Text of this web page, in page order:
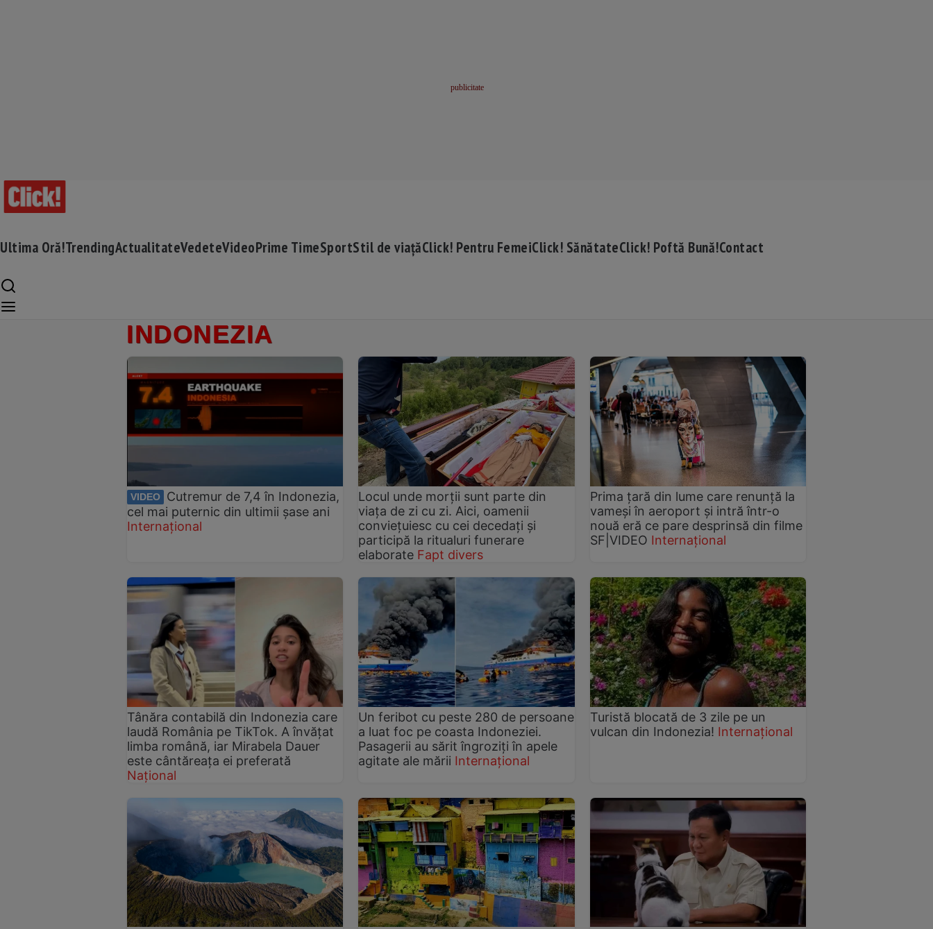
Ultima Oră!TrendingActualitateVedeteVideoPrime TimeSportStil de viațăClick! Pentru FemeiClick! SănătateClick! Poftă Bună!Contact
INDONEZIA
VIDEO
Cutremur de 7,4 în Indonezia,
cel mai puternic din ultimii șase ani
Internațional
Locul unde morții sunt parte din
viața de zi cu zi. Aici, oamenii
conviețuiesc cu cei decedați și
participă la ritualuri funerare
elaborate Fapt divers
Prima țară din lume care renunță la
vameși în aeroport și intră într-o
nouă eră ce pare desprinsă din filme
SF|VIDEO Internațional
Tânăra contabilă din Indonezia care
laudă România pe TikTok. A învățat
limba română, iar Mirabela Dauer
este cântăreața ei preferată
Național
Un feribot cu peste 280 de persoane
a luat foc pe coasta Indoneziei.
Pasagerii au sărit îngroziți în apele
agitate ale mării Internațional
Turistă blocată de 3 zile pe un
vulcan din Indonezia! Internațional